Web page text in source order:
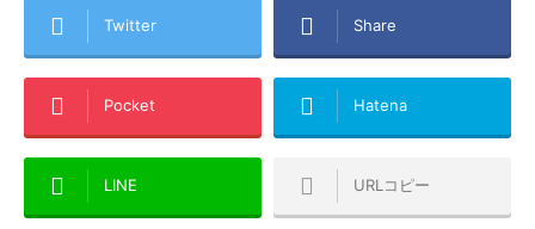
Twitter Share
Pocket Hatena
LINE URLコピー